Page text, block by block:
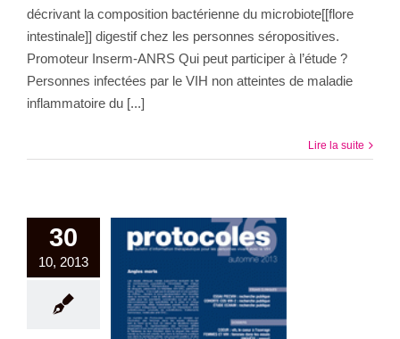
décrivant la composition bactérienne du microbiote[[flore
intestinale]] digestif chez les personnes séropositives.
Promoteur Inserm-ANRS Qui peut participer à l’étude ?
Personnes infectées par le VIH non atteintes de maladie
inflammatoire du [...]
Lire la suite
30
10, 2013